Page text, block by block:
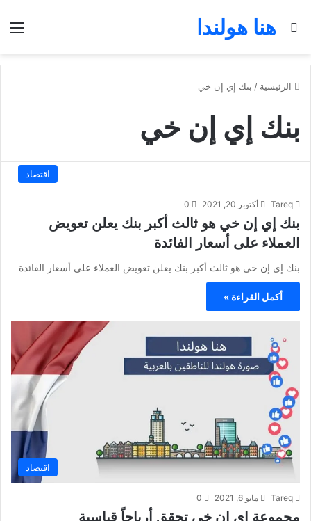
هنا هولندا
بحث عن
الرئيسية / بنك إي إن خي
بنك إي إن خي
اقتصاد
Tareq أكتوبر 20, 2021 0
بنك إي إن خي هو ثالث أكبر بنك يعلن تعويض
العملاء على أسعار الفائدة
بنك إي إن خي هو ثالث أكبر بنك يعلن تعويض العملاء على أسعار الفائدة
أكمل القراءة »
اقتصاد
Tareq مايو 6, 2021 0
مجموعة إي إن خي تحقق أرباحاً قياسية